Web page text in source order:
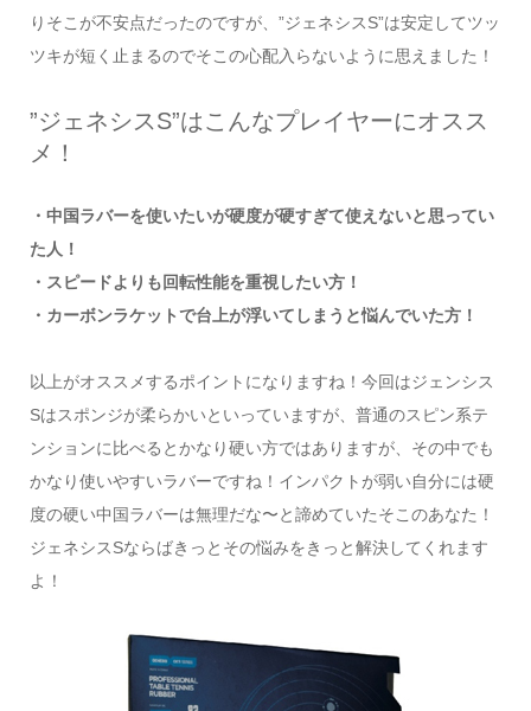
りそこが不安点だったのですが、”ジェネシスS”は安定してツッ
ツキが短く止まるのでそこの心配入らないように思えました！
”ジェネシスS”はこんなプレイヤーにオスス
メ！
・中国ラバーを使いたいが硬度が硬すぎて使えないと思ってい
た人！
・スピードよりも回転性能を重視したい方！
・カーボンラケットで台上が浮いてしまうと悩んでいた方！
以上がオススメするポイントになりますね！今回はジェンシス
Sはスポンジが柔らかいといっていますが、普通のスピン系テ
ンションに比べるとかなり硬い方ではありますが、その中でも
かなり使いやすいラバーですね！インパクトが弱い自分には硬
度の硬い中国ラバーは無理だな〜と諦めていたそこのあなた！
ジェネシスSならばきっとその悩みをきっと解決してくれます
よ！